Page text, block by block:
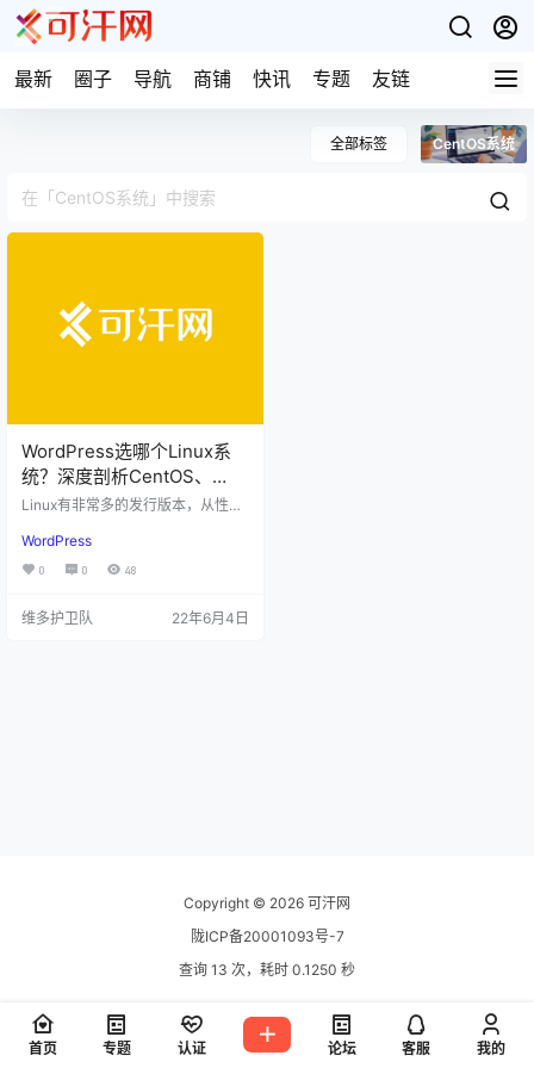
最新 圈子 导航 商铺 快讯 专题 友链
全部标签 CentOS系统
WordPress选哪个Linux系
统？深度剖析CentOS、
Ubuntu、Debian三个linux
Linux有非常多的发行版本，从性质
的商业版本与由开源社区维护的免
费发行版本。 商业版本以Redhat为
代表，开源社区版本则以debian为
在不同的应用领域发挥着不同的作
WordPress
0 0 48
维多护卫队 22年6月4日
Copyright © 2026 可汗网
陇ICP备20001093号-7
查询 13 次，耗时 0.1250 秒
首页 专题 认证 论坛 客服 我的